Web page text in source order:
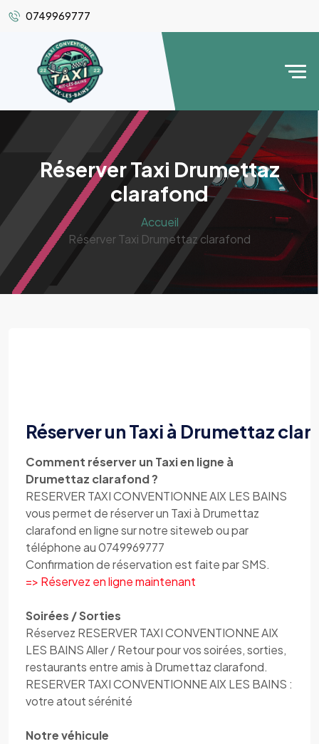
0749969777
Réserver Taxi Drumettaz
clarafond
Accueil
Réserver Taxi Drumettaz clarafond
Réserver un Taxi à Drumettaz
Comment réserver un Taxi en ligne à
Drumettaz clarafond ?
RESERVER TAXI CONVENTIONNE AIX LES BAINS
vous permet de réserver un Taxi à Drumettaz
clarafond en ligne sur notre siteweb ou par
téléphone au 0749969777
Confirmation de réservation est faite par SMS.
=> Réservez en ligne maintenant
Soirées / Sorties
Réservez RESERVER TAXI CONVENTIONNE AIX
LES BAINS Aller / Retour pour vos soirées, sorties,
restaurants entre amis à Drumettaz clarafond.
RESERVER TAXI CONVENTIONNE AIX LES BAINS :
votre atout sérénité
Notre véhicule